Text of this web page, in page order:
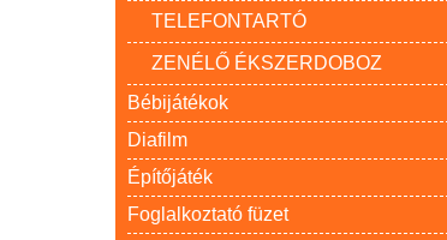
TELEFONTARTÓ
ZENÉLŐ ÉKSZERDOBOZ
Bébijátékok
Diafilm
Építőjáték
Foglalkoztató füzet